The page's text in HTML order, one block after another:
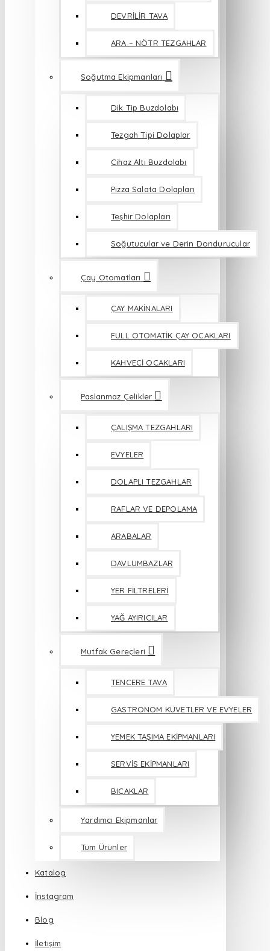
DEVRİLİR TAVA
ARA – NÖTR TEZGAHLAR
Soğutma Ekipmanları
Dik Tip Buzdolabı
Tezgah Tipi Dolaplar
Cihaz Altı Buzdolabı
Pizza Salata Dolapları
Teşhir Dolapları
Soğutucular ve Derin Dondurucular
Çay Otomatları
ÇAY MAKİNALARI
FULL OTOMATİK ÇAY OCAKLARI
KAHVECİ OCAKLARI
Paslanmaz Çelikler
ÇALIŞMA TEZGAHLARI
EVYELER
DOLAPLI TEZGAHLAR
RAFLAR VE DEPOLAMA
ARABALAR
DAVLUMBAZLAR
YER FİLTRELERİ
YAĞ AYIRICILAR
Mutfak Gereçleri
TENCERE TAVA
GASTRONOM KÜVETLER VE EVYELER
YEMEK TAŞIMA EKİPMANLARI
SERVİS EKİPMANLARI
BIÇAKLAR
Yardımcı Ekipmanlar
Tüm Ürünler
Katalog
İnstagram
Blog
İletişim